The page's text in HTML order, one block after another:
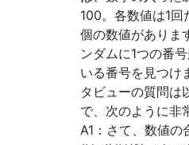
100。各数値は1
個の数値がありま
ンダムに1つの番
いる番号を見つけ
タビューの質問は
で、次のように非
A1：さて、数値